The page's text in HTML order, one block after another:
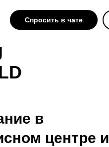
Спросить в чате
в
центре и